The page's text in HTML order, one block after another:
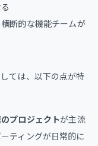
断的な機能チームが
ては、以下の点が特
プロジェクトが主流
ティングが日常的に